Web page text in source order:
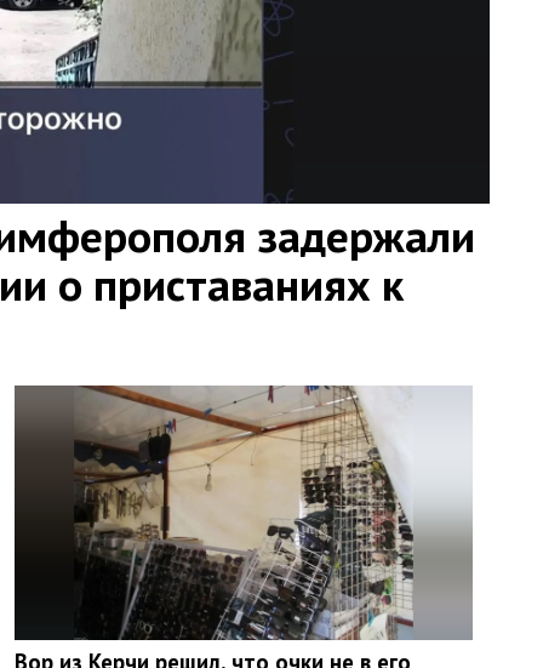
задержали
о приставаниях к
Вор из Керчи решил, что очки не в его